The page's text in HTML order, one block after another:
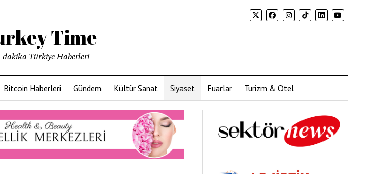
Time
dakika Türkiye Haberleri
Bitcoin Haberleri Gündem Kültür Sanat Siyaset Fuarlar Turizm & Otel